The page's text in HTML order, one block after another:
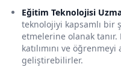
Eğitim Teknolojisi
teknolojiyi kapsamlı bir
etmelerine olanak
katılımını ve
geliştirebilirler.